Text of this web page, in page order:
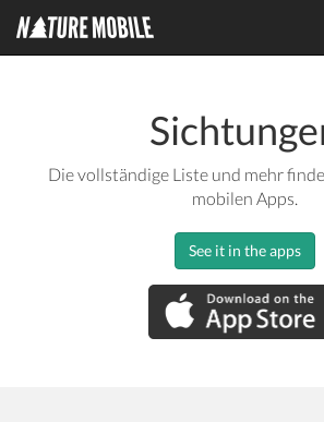
Die vollständige Liste und mehr
mobilen Apps.
See it in the apps